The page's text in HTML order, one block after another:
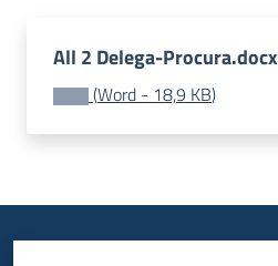
Atti
Bandi
Menu selezionato
Piani
All 2 Delega-Procura.docx
(Word - 18,9 KB)